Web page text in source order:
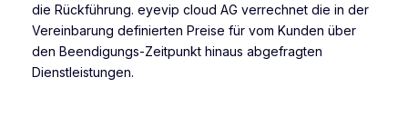
die Rückführung. eyevip cloud AG verrechnet die in der
Vereinbarung definierten Preise für vom Kunden über
den Beendigungs-Zeitpunkt hinaus abgefragten
Dienstleistungen.